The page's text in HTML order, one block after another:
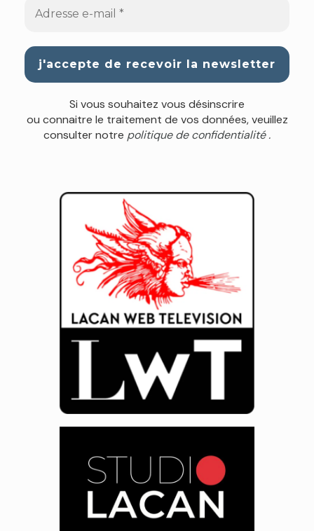
Si vous souhaitez vous désinscrire
ou connaitre le traitement de vos données, veuillez
consulter notre politique de confidentialité .